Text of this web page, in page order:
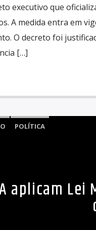
executivo que
A medida entra em
O decreto foi
[…]
POLÍTICA
aplicam